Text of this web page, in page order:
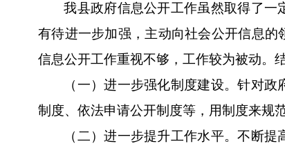
我县政府信息公开工作虽然取得了一
有待进一步加强，主动向社会公开信息
信息公开工作重视不够，工作较为被动。
（一）进一步强化制度建设。针对
制度、依法申请公开制度等，用制度来规
（二）进一步提升工作水平。不断